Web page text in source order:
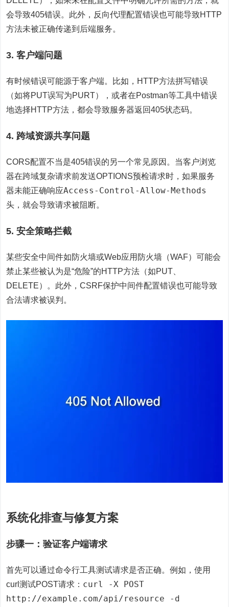
会导致405错误。此外，反向代理配置错误也可能导致HTTP
方法未被正确传递到后端服务。
3. 客户端问题
有时候错误可能源于客户端。比如，HTTP方法拼写错误
（如将PUT误写为PURT），或者在Postman等工具中错误
地选择HTTP方法，都会导致服务器返回405状态码。
4. 跨域资源共享问题
CORS配置不当是405错误的另一个常见原因。当客户浏览
器在跨域复杂请求前发送OPTIONS预检请求时，如果服务
器未能正确响应Access-Control-Allow-Methods
头，就会导致请求被阻断。
5. 安全策略拦截
某些安全中间件如防火墙或Web应用防火墙（WAF）可能会
禁止某些被认为是“危险”的HTTP方法（如PUT、
DELETE）。此外，CSRF保护中间件配置错误也可能导致
合法请求被误判。
系统化排查与修复方案
步骤一：验证客户端请求
首先可以通过命令行工具测试请求是否正确。例如，使用
curl测试POST请求： curl -X POST
http://example.com/api/resource -d